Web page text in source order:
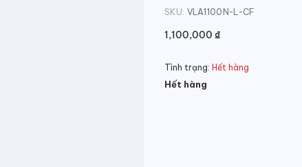
SKU: VLA1100N-L-CF
1,100,000 ₫
Tình trạng: Hết hàng
Hết hàng